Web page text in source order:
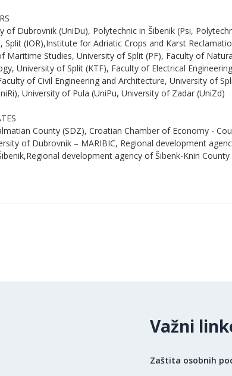
of Dubrovnik (UniDu), Polytechnic in Šibenik (Psi,
Split (IOR),Institute for Adriatic Crops and Karst
Maritime Studies, University of Split (PF), Faculty of
University of Split (KTF), Faculty of Electrical
of Civil Engineering and Architecture, University of
University of Pula (UniPu, University of Zadar (UniZd)
County (SDZ), Croatian Chamber of Economy -
of Dubrovnik – MARIBIC, Regional development
development agency of Šibenk-Knin
Važni
Zaštita osobnih